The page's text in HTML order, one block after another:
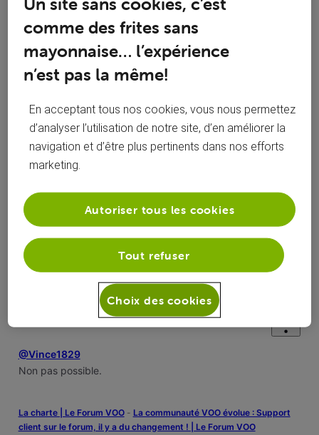
Réponses
Oldest First
+9 plus
Top Expert•49K messages
il y a 10 mois
@Vince1829
Non pas possible.
La charte | Le Forum VOO- ‎La communauté VOO évolue : Support
client sur le forum, il y a du changement ! | Le Forum VOO
comme des frites sans
mayonnaise… l’expérience
n’est pas la même!
En acceptant tous nos cookies, vous nous permettez
d’analyser l’utilisation de notre site, d’en améliorer la
navigation et d’être plus pertinents dans nos efforts
marketing.
Tout refuser
Autoriser tous les cookies
Choix des cookies